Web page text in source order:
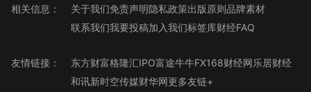
相关信息： 关于我们免责声明隐私政策出版原则品牌素材
联系我们我要投稿加入我们标签库财经FAQ
友情链接： 东方财富格隆汇IPO富途牛牛FX168财经网乐居财经
和讯新时空传媒财华网更多友链+